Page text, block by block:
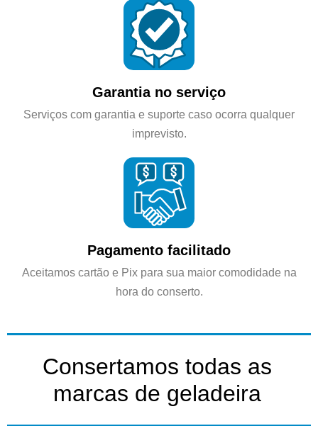
Garantia no serviço
Serviços com garantia e suporte caso ocorra qualquer
imprevisto.
Pagamento facilitado
Aceitamos cartão e Pix para sua maior comodidade na
hora do conserto.
Consertamos todas as
marcas de geladeira